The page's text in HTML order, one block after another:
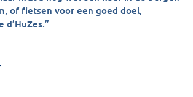
of fietsen voor een goed doel,